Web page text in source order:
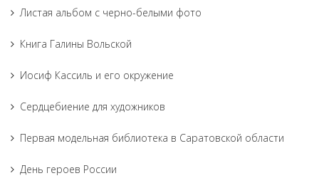
Листая альбом с черно-белыми фото
Книга Галины Вольской
Иосиф Кассиль и его окружение
Сердцебиение для художников
Первая модельная библиотека в Саратовской области
День героев России